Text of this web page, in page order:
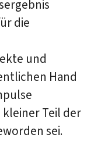
die
und
Hand
Teil der
sei.